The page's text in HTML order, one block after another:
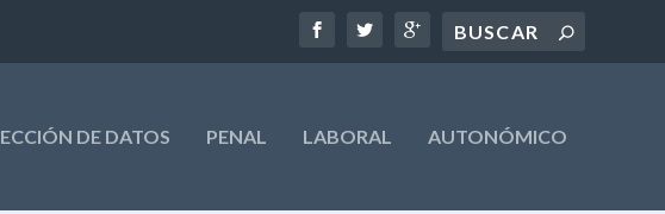
DE DATOS PENAL LABORAL AUTONÓMICO